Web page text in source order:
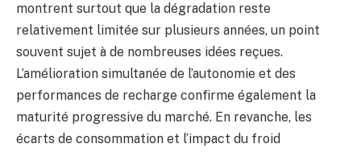
montrent surtout que la dégradation reste
relativement limitée sur plusieurs années, un point
souvent sujet à de nombreuses idées reçues.
L’amélioration simultanée de l’autonomie et des
performances de recharge confirme également la
maturité progressive du marché. En revanche, les
écarts de consommation et l’impact du froid